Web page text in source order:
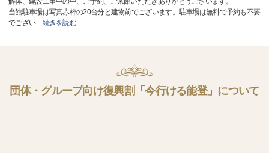
当館駐車場は写真赤枠の20台分と建物前でございます。駐車場は無料で予約も不要
でござい…続きを読む
団体・グループ向け復興割「今行ける能登」について